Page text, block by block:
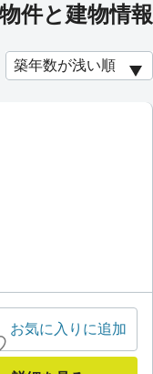
件と建物情報
お気に入りに追加